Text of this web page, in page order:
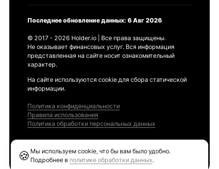
Последнее обновление данных: 6 Авг 2026
© 2017 - 2026 Holder.io | Все права защищены.
Не оказывает финансовых услуг. Вся информация
представленная на сайте носит ознакомительный
характер.
На сайте используются cookie для сбора статической
информации.
Политика конфиденциальности
Правила использования
Политика обработки персональных данных
🍪 Мы используем cookie, что бы вам было удобно.
Подробнее в политике обработки данных.
Ethereum GAS Tracker